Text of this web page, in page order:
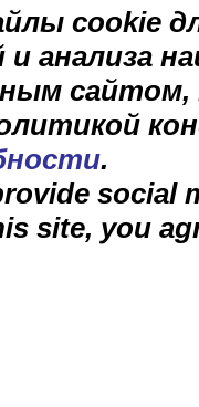
cookie
анализа
.
social
site, you